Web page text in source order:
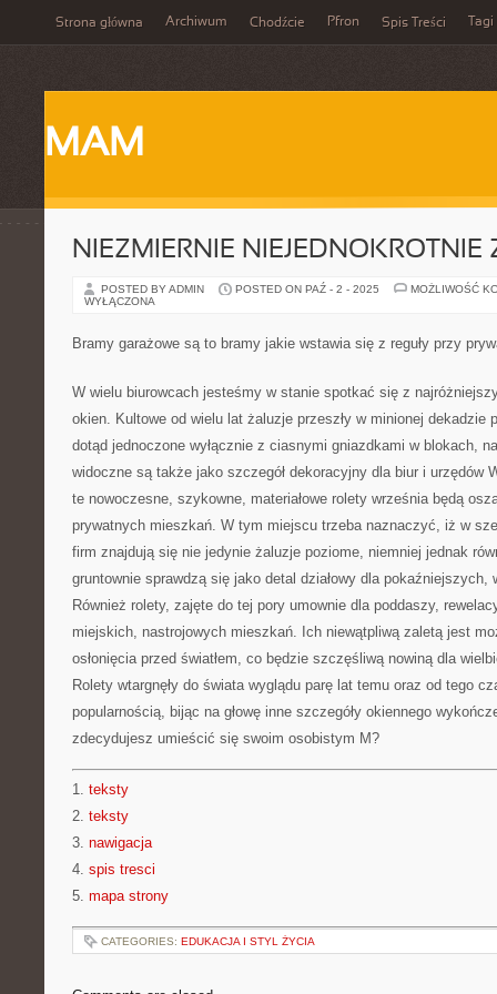
Strona główna Archiwum Chodźcie Pfron Spis Treści Tagi
MAM
NIEZMIERNIE NIEJEDNOKROTNIE
POSTED BY ADMIN POSTED ON PAŹ - 2 - 2025
MOŻLIWOŚĆ
WYŁĄCZONA
Bramy garażowe są to bramy jakie wstawia się z reguły przy
W wielu biurowcach jesteśmy w stanie spotkać się z
okien. Kultowe od wielu lat żaluzje przeszły w minionej dekadzie
dotąd jednoczone wyłącznie z ciasnymi gniazdkami w blokach,
widoczne są także jako szczegół dekoracyjny dla biur i urzędów
te nowoczesne, szykowne, materiałowe rolety września będą
prywatnych mieszkań. W tym miejscu trzeba naznaczyć, iż w
firm znajdują się nie jedynie żaluzje poziome, niemniej jednak
gruntownie sprawdzą się jako detal działowy dla pokaźniejszych,
Również rolety, zajęte do tej pory umownie dla poddaszy,
miejskich, nastrojowych mieszkań. Ich niewątpliwą zaletą jest
osłonięcia przed światłem, co będzie szczęśliwą nowiną dla
Rolety wtargnęły do świata wyglądu parę lat temu oraz od tego
popularnością, bijąc na głowę inne szczegóły okiennego
zdecydujesz umieścić się swoim osobistym M?
1. teksty
2. teksty
3. nawigacja
4. spis tresci
5. mapa strony
CATEGORIES: EDUKACJA I STYL ŻYCIA